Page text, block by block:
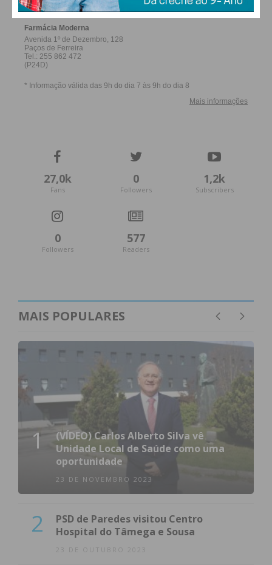
27,0k
Fans
0
Followers
1,2k
Subscribers
0
Followers
577
Readers
MAIS POPULARES
1
(VÍDEO) Carlos Alberto Silva vê
Unidade Local de Saúde como uma
oportunidade
23 DE NOVEMBRO 2023
2
PSD de Paredes visitou Centro
Hospital do Tâmega e Sousa
23 DE OUTUBRO 2023